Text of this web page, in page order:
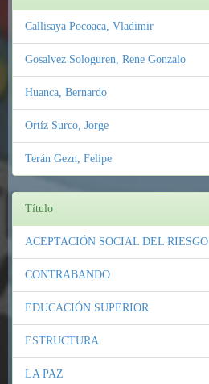
Callisaya Pocoaca, Vladimir
Gosalvez Sologuren, Rene Gonzalo
Huanca, Bernardo
Ortíz Surco, Jorge
Terán Gezn, Felipe
Título
ACEPTACIÓN SOCIAL DEL RIESGO
CONTRABANDO
EDUCACIÓN SUPERIOR
ESTRUCTURA
LA PAZ